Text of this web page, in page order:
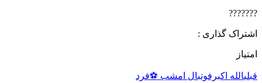
???????
اشتراک گذاری :
امتیاز
قبلیالله اکبرفوتبال امشب ⚽️فرد